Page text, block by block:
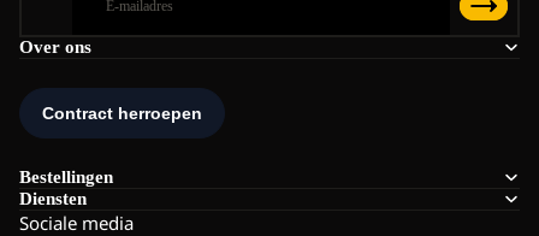
Over ons
Bestellingen
Diensten
Sociale media